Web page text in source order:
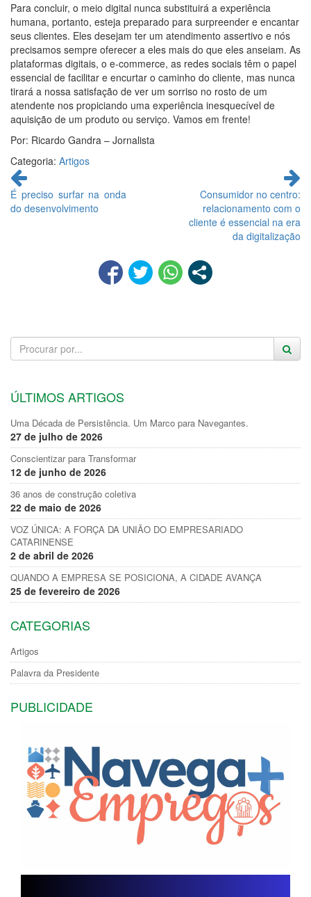
Para concluir, o meio digital nunca substituirá a experiência
humana, portanto, esteja preparado para surpreender e encantar
seus clientes. Eles desejam ter um atendimento assertivo e nós
precisamos sempre oferecer a eles mais do que eles anseiam. As
plataformas digitais, o e-commerce, as redes sociais têm o papel
essencial de facilitar e encurtar o caminho do cliente, mas nunca
tirará a nossa satisfação de ver um sorriso no rosto de um
atendente nos propiciando uma experiência inesquecível de
aquisição de um produto ou serviço. Vamos em frente!
Por: Ricardo Gandra – Jornalista
Categoria: Artigos
Continue
lendo
É preciso surfar na onda
do desenvolvimento
Consumidor no centro:
relacionamento com o
cliente é essencial na era
da digitalização
ÚLTIMOS ARTIGOS
Uma Década de Persistência. Um Marco para Navegantes.
27 de julho de 2026
Conscientizar para Transformar
12 de junho de 2026
36 anos de construção coletiva
22 de maio de 2026
VOZ ÚNICA: A FORÇA DA UNIÃO DO EMPRESARIADO
CATARINENSE
2 de abril de 2026
QUANDO A EMPRESA SE POSICIONA, A CIDADE AVANÇA
25 de fevereiro de 2026
CATEGORIAS
Artigos
Palavra da Presidente
PUBLICIDADE